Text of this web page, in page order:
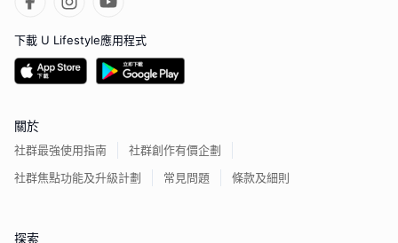
下載 U Lifestyle應用程式
關於
社群最強使用指南
社群創作有價企劃
社群焦點功能及升級計劃
常見問題 條款及細則
探索